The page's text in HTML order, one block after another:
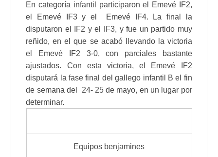
En categoría infantil participaron el Emevé IF2,
el Emevé IF3 y el Emevé IF4. La final la
disputaron el IF2 y el IF3, y fue un partido muy
reñido, en el que se acabó llevando la victoria
el Emevé IF2 3-0, con parciales bastante
ajustados. Con esta victoria, el Emevé IF2
disputará la fase final del gallego infantil B el fin
de semana del 24- 25 de mayo, en un lugar por
determinar.
Equipos benjamines